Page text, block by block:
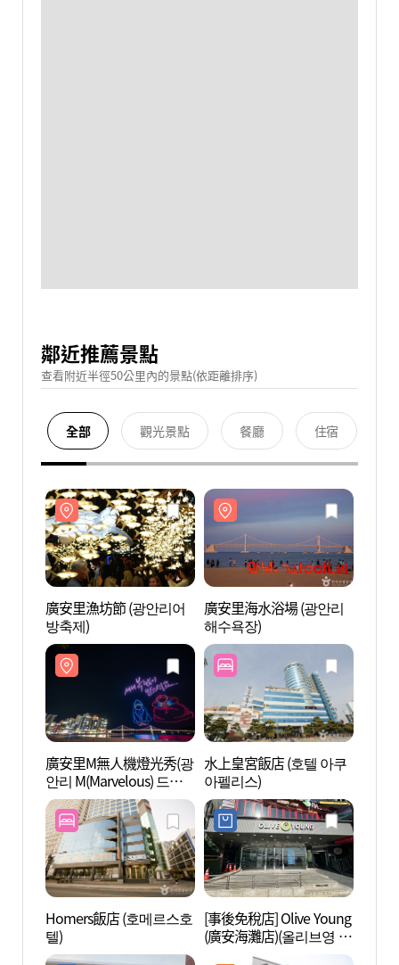
鄰近推薦景點
查看附近半徑50公里內的景點(依距離排序)
全部 觀光景點 餐廳 住宿
廣安里漁坊節 (광안리어
방축제)
廣安里海水浴場 (광안리
해수욕장)
廣安里M無人機燈光秀(광
안리 M(Marvelous) 드론
라이트쇼)
水上皇宮飯店 (호텔 아쿠
아펠리스)
Homers飯店 (호메르스호
텔)
[事後免稅店] Olive Young
(廣安海灘店)(올리브영 광
안비치점)